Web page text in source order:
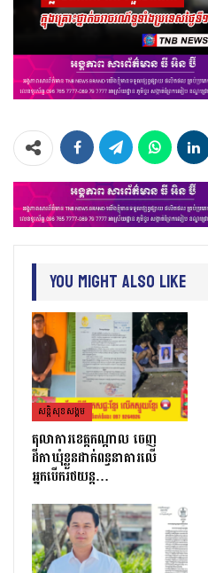
You Might Also Like
សន្តិសុខសង្គម
តុលាការខេត្តកណ្ដាល ចេញ
ដីកាឃុំខ្លួនដាក់ពន្ធនាគារលើ
អ្នកបើករថយន្ត…